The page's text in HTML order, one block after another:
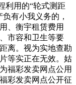
利用的“轮式测距
有小我义务的，
、衡宇租赁费用
市容和卫生等要
离。视为实地查勘
等实正在无效。姑
福彩发卖网点公用
彩发卖网点公开征